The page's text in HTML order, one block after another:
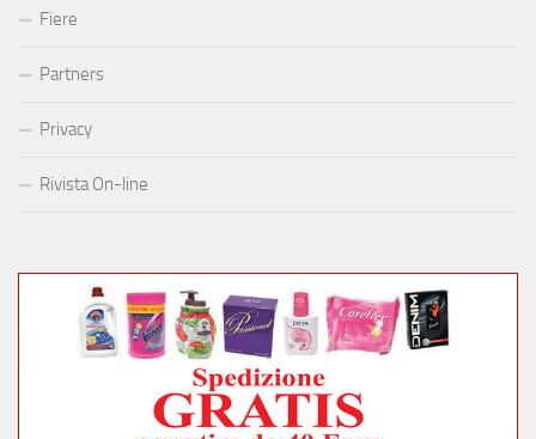
Fiere
Partners
Privacy
Rivista On-line